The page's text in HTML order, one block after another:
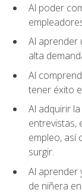
Al poder
Al aprender
alta
Al
tener éxito
Al adquirir
entrevistas,
empleo, así
surgir.
Al aprender
de niñera